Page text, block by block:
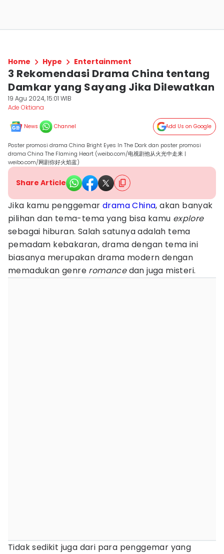
Home Hype Entertainment
3 Rekomendasi Drama China tentang
Damkar yang Sayang Jika Dilewatkan
19 Agu 2024, 15:01 WIB
Ade Oktiana
News Channel Add Us on Google
Poster promosi drama China Bright Eyes In The Dark dan poster promosi
drama China The Flaming Heart (weibo.com/电视剧他从火光中走来 |
weibo.com/网剧你好火焰蓝)
Share Article
Jika kamu penggemar drama China, akan banyak
pilihan dan tema-tema yang bisa kamu explore
sebagai hiburan. Salah satunya adalah tema
pemadam kebakaran, drama dengan tema ini
biasanya merupakan drama modern dengan
memadukan genre romancedan juga misteri.
Tidak sedikit juga dari para penggemar yang